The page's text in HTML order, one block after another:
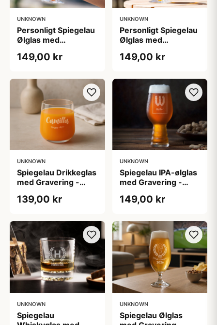
UNKNOWN
Personligt Spiegelau
Ølglas med
& Navn
149,00 kr
UNKNOWN
Personligt Spiegelau
Ølglas med
Navn & Krans
149,00 kr
UNKNOWN
Spiegelau Drikkeglas
med Gravering -
139,00 kr
UNKNOWN
Spiegelau IPA-ølglas
med Gravering -
149,00 kr
UNKNOWN
Spiegelau
UNKNOWN
Spiegelau Ølglas